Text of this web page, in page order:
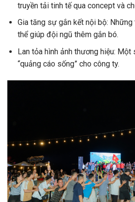
truyền tải tinh tế qua concept và
Gia tăng sự gắn kết nội bộ:
thể giúp đội ngũ thêm gắn bó.
Lan tỏa hình ảnh thương hiệu: Một
“quảng cáo sống” cho công ty.